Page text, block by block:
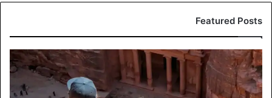
Featured Posts
إيرادات
السياحة
الأردنية
تبلغ